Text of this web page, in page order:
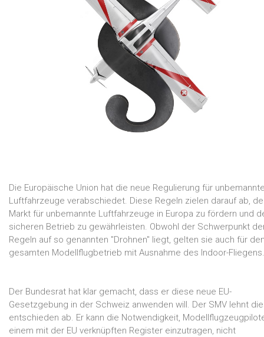
Die Europäische Union hat die neue Regulierung für
Luftfahrzeuge verabschiedet. Diese Regeln zielen darauf ab,
Markt für unbemannte Luftfahrzeuge in Europa zu fördern und
sicheren Betrieb zu gewährleisten. Obwohl der Schwerpunkt
Regeln auf so genannten "Drohnen" liegt, gelten sie auch für
gesamten Modellflugbetrieb mit Ausnahme des Indoor-Fliegens.
Der Bundesrat hat klar gemacht, dass er diese neue EU-
Gesetzgebung in der Schweiz anwenden will. Der SMV lehnt
entschieden ab. Er kann die Notwendigkeit,
einem mit der EU verknüpften Register einzutragen, nicht